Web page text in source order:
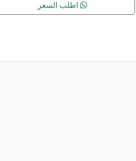
اطلب السعر